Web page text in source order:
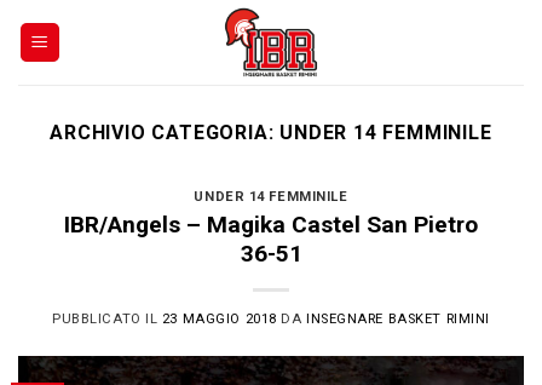
ARCHIVIO CATEGORIA: UNDER 14 FEMMINILE
UNDER 14 FEMMINILE
IBR/Angels – Magika Castel San Pietro
36-51
PUBBLICATO IL 23 MAGGIO 2018 DAINSEGNARE BASKET RIMINI